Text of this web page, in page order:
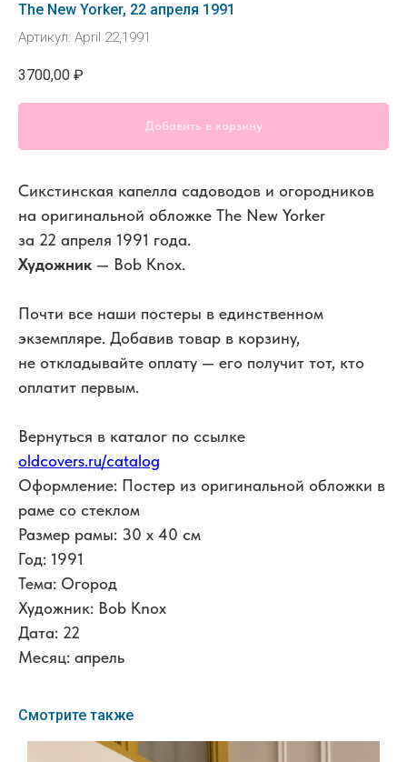
The New Yorker, 22 апреля 1991
Артикул: April 22,1991
3700,00 ₽
Добавить в корзину
Сикстинская капелла садоводов и огородников
на оригинальной обложке The New Yorker
за 22 апреля 1991 года.
Художник — Bob Knox.
Почти все наши постеры в единственном
экземпляре. Добавив товар в корзину,
не откладывайте оплату — его получит тот, кто
оплатит первым.
Вернуться в каталог по ссылке
oldcovers.ru/catalog
Оформление: Постер из оригинальной обложки в
раме со стеклом
Размер рамы: 30 x 40 см
Год: 1991
Тема: Огород
Художник: Bob Knox
Дата: 22
Месяц: апрель
Смотрите также